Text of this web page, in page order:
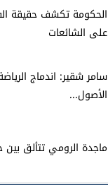
الحكومة تكشف حقيقة
على الشائعات
سامر شقير: اندماج
الأصول...
ماجدة الرومي تتألق